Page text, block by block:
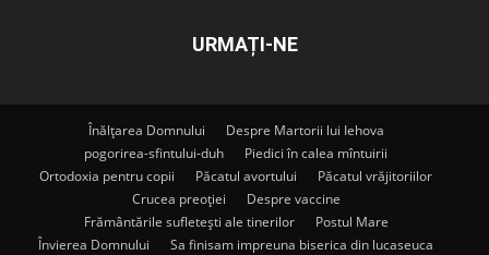
URMAȚI-NE
Înălțarea Domnului
Despre Martorii lui Iehova
pogorirea-sfintului-duh
Piedici în calea mîntuirii
Ortodoxia pentru copii
Păcatul avortului
Păcatul vrăjitoriilor
Crucea preoției
Despre vaccine
Frământările sufletești ale tinerilor
Postul Mare
Învierea Domnului
Sa finisam impreuna biserica din lucaseuca